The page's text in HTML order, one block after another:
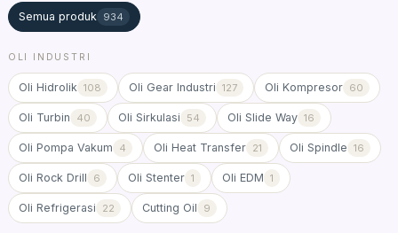
Semua produk 934
OLI INDUSTRI
Oli Hidrolik 108 Oli Gear Industri 127 Oli Kompresor 60
Oli Turbin 40 Oli Sirkulasi 54 Oli Slide Way 16
Oli Pompa Vakum 4 Oli Heat Transfer 21 Oli Spindle 16
Oli Rock Drill 6 Oli Stenter 1 Oli EDM 1
Oli Refrigerasi 22 Cutting Oil 9